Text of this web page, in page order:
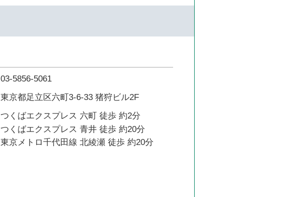
03-5856-5061
東京都足立区六町3-6-33 猪狩ビル2F
つくばエクスプレス 六町 徒歩 約2分
つくばエクスプレス 青井 徒歩 約20分
東京メトロ千代田線 北綾瀬 徒歩 約20分